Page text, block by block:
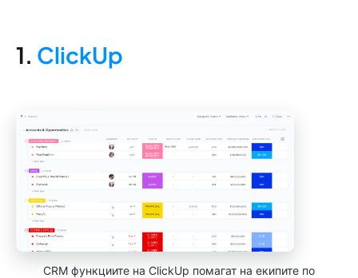
1. ClickUp
CRM функциите на ClickUp помагат на екипите по